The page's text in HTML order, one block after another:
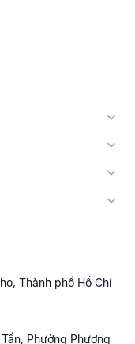
Thành phố Hồ Chí
Phường Phương